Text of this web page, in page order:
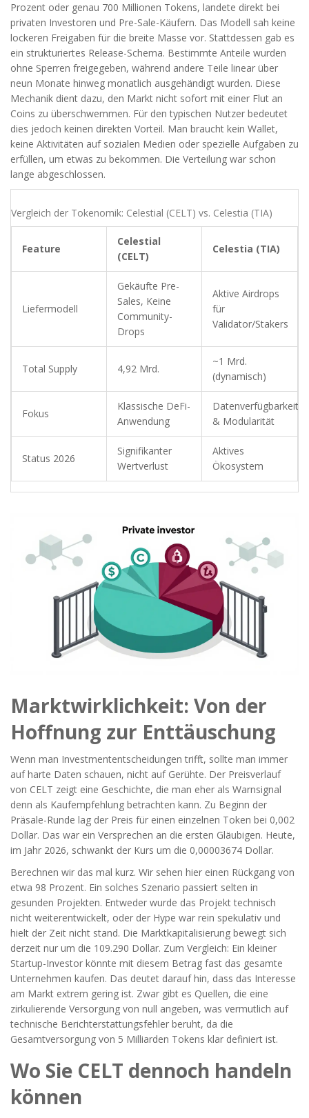
Prozent oder genau 700 Millionen Tokens, landete direkt bei
privaten Investoren und Pre-Sale-Käufern. Das Modell sah keine
lockeren Freigaben für die breite Masse vor. Stattdessen gab es
ein strukturiertes Release-Schema. Bestimmte Anteile wurden
ohne Sperren freigegeben, während andere Teile linear über
neun Monate hinweg monatlich ausgehändigt wurden. Diese
Mechanik dient dazu, den Markt nicht sofort mit einer Flut an
Coins zu überschwemmen. Für den typischen Nutzer bedeutet
dies jedoch keinen direkten Vorteil. Man braucht kein Wallet,
keine Aktivitäten auf sozialen Medien oder spezielle Aufgaben zu
erfüllen, um etwas zu bekommen. Die Verteilung war schon
lange abgeschlossen.
Vergleich der Tokenomik: Celestial (CELT) vs. Celestia (TIA)
Feature
Celestial
(CELT)
Celestia (TIA)
Liefermodell
Gekäufte Pre-
Sales, Keine
Community-
Drops
Aktive Airdrops
für
Validator/Stakers
Total Supply 4,92 Mrd.
~1 Mrd.
(dynamisch)
Fokus
Klassische DeFi-
Anwendung
Datenverfügbarkeit
& Modularität
Status 2026
Signifikanter
Wertverlust
Aktives
Ökosystem
Marktwirklichkeit: Von der
Hoffnung zur Enttäuschung
Wenn man Investmententscheidungen trifft, sollte man immer
auf harte Daten schauen, nicht auf Gerühte. Der Preisverlauf
von CELT zeigt eine Geschichte, die man eher als Warnsignal
denn als Kaufempfehlung betrachten kann. Zu Beginn der
Präsale-Runde lag der Preis für einen einzelnen Token bei 0,002
Dollar. Das war ein Versprechen an die ersten Gläubigen. Heute,
im Jahr 2026, schwankt der Kurs um die 0,00003674 Dollar.
Berechnen wir das mal kurz. Wir sehen hier einen Rückgang von
etwa 98 Prozent. Ein solches Szenario passiert selten in
gesunden Projekten. Entweder wurde das Projekt technisch
nicht weiterentwickelt, oder der Hype war rein spekulativ und
hielt der Zeit nicht stand. Die Marktkapitalisierung bewegt sich
derzeit nur um die 109.290 Dollar. Zum Vergleich: Ein kleiner
Startup-Investor könnte mit diesem Betrag fast das gesamte
Unternehmen kaufen. Das deutet darauf hin, dass das Interesse
am Markt extrem gering ist. Zwar gibt es Quellen, die eine
zirkulierende Versorgung von null angeben, was vermutlich auf
technische Berichterstattungsfehler beruht, da die
Gesamtversorgung von 5 Milliarden Tokens klar definiert ist.
Wo Sie CELT dennoch handeln
können